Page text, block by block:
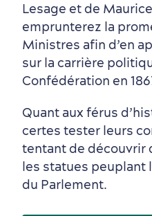
En famille
Lesage et de
emprunterez la
Ministres afin d’en
sur la carrière
Confédération en
Quant aux férus
certes tester leurs
tentant de découvrir
les statues peuplant
du Parlement.